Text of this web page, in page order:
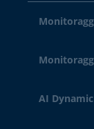
AI